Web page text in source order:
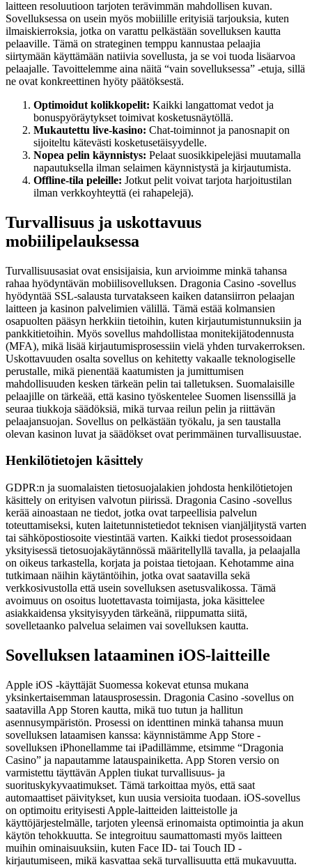
laitteen resoluutioon tarjoten terävimmän mahdollisen kuvan.
Sovelluksessa on usein myös mobiilille erityisiä tarjouksia, kuten
ilmaiskierroksia, jotka on varattu pelkästään sovelluksen kautta
pelaaville. Tämä on strateginen temppu kannustaa pelaajia
siirtymään käyttämään natiivia sovellusta, ja se voi tuoda lisäarvoa
pelaajalle. Tavoittelemme aina näitä “vain sovelluksessa” -etuja, sillä
ne ovat konkreettinen hyöty päätöksestä.
Optimoidut kolikkopelit: Kaikki langattomat vedot ja
bonuspyöräytykset toimivat kosketusnäytöllä.
Mukautettu live-kasino: Chat-toiminnot ja panosnapit on
sijoiteltu kätevästi kosketusetäisyydelle.
Nopea pelin käynnistys: Pelaat suosikkipelejäsi muutamalla
napautuksella ilman selaimen käynnistystä ja kirjautumista.
Offline-tila peleille: Jotkut pelit voivat tarjota harjoitustilan
ilman verkkoyhteyttä (ei rahapelejä).
Turvallisuus ja uskottavuus
mobiilipelauksessa
Turvallisuusasiat ovat ensisijaisia, kun arvioimme minkä tahansa
rahaa hyödyntävän mobiilisovelluksen. Dragonia Casino -sovellus
hyödyntää SSL-salausta turvatakseen kaiken datansiirron pelaajan
laitteen ja kasinon palvelimien välillä. Tämä estää kolmansien
osapuolten pääsyn herkkiin tietoihin, kuten kirjautumistunnuksiin ja
pankkitietoihin. Myös sovellus mahdollistaa monitekijätodennusta
(MFA), mikä lisää kirjautumisprosessiin vielä yhden turvakerroksen.
Uskottavuuden osalta sovellus on kehitetty vakaalle teknologiselle
perustalle, mikä pienentää kaatumisten ja jumittumisen
mahdollisuuden kesken tärkeän pelin tai talletuksen. Suomalaisille
pelaajille on tärkeää, että kasino työskentelee Suomen lisenssillä ja
seuraa tiukkoja säädöksiä, mikä turvaa reilun pelin ja riittävän
pelaajansuojan. Sovellus on pelkästään työkalu, ja sen taustalla
olevan kasinon luvat ja säädökset ovat perimmäinen turvallisuustae.
Henkilötietojen käsittely
GDPR:n ja suomalaisten tietosuojalakien johdosta henkilötietojen
käsittely on erityisen valvotun piirissä. Dragonia Casino -sovellus
kerää ainoastaan ne tiedot, jotka ovat tarpeellisia palvelun
toteuttamiseksi, kuten laitetunnistetiedot teknisen vianjäljitystä varten
tai sähköpostiosoite viestintää varten. Kaikki tiedot prosessoidaan
yksityisessä tietosuojakäytännössä määritellyllä tavalla, ja pelaajalla
on oikeus tarkastella, korjata ja poistaa tietojaan. Kehotamme aina
tutkimaan näihin käytäntöihin, jotka ovat saatavilla sekä
verkkosivustolla että usein sovelluksen asetusvalikossa. Tämä
avoimuus on osoitus luotettavasta toimijasta, joka käsittelee
asiakkaidensa yksityisyyden tärkeänä, riippumatta siitä,
sovelletaanko palvelua selaimen vai sovelluksen kautta.
Sovelluksen lataaminen iOS-laitteille
Apple iOS -käyttäjät Suomessa kokevat etunsa mukana
yksinkertaisemman latausprosessin. Dragonia Casino -sovellus on
saatavilla App Storen kautta, mikä tuo tutun ja hallitun
asennusympäristön. Prosessi on identtinen minkä tahansa muun
sovelluksen lataamisen kanssa: käynnistämme App Store -
sovelluksen iPhonellamme tai iPadillämme, etsimme “Dragonia
Casino” ja napautamme latauspainiketta. App Storen versio on
varmistettu täyttävän Applen tiukat turvallisuus- ja
suorituskykyvaatimukset. Tämä tarkoittaa myös, että saat
automaattiset päivitykset, kun uusia versioita tuodaan. iOS-sovellus
on optimoitu erityisesti Apple-laitteiden laitteistolle ja
käyttöjärjestelmälle, tarjoten yleensä erinomaista optimointia ja akun
käytön tehokkuutta. Se integroituu saumattomasti myös laitteen
muihin ominaisuuksiin, kuten Face ID- tai Touch ID -
kirjautumiseen, mikä kasvattaa sekä turvallisuutta että mukavuutta.